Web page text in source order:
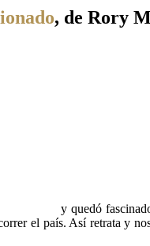
, de Rory
y quedó
el país. Así retrata y